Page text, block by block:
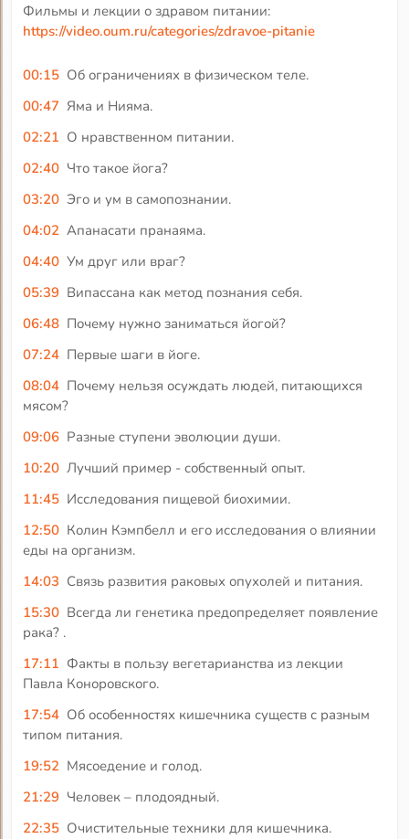
Фильмы и лекции о здравом питании:
https://video.oum.ru/categories/zdravoe-pitanie
00:15 Об ограничениях в физическом теле.
00:47 Яма и Нияма.
02:21 О нравственном питании.
02:40 Что такое йога?
03:20 Эго и ум в самопознании.
04:02 Апанасати пранаяма.
04:40 Ум друг или враг?
05:39 Випассана как метод познания себя.
06:48 Почему нужно заниматься йогой?
07:24 Первые шаги в йоге.
08:04 Почему нельзя осуждать людей, питающихся
мясом?
09:06 Разные ступени эволюции души.
10:20 Лучший пример - собственный опыт.
11:45 Исследования пищевой биохимии.
12:50 Колин Кэмпбелл и его исследования о влиянии
еды на организм.
14:03 Связь развития раковых опухолей и питания.
15:30 Всегда ли генетика предопределяет появление
рака? .
17:11 Факты в пользу вегетарианства из лекции
Павла Коноровского.
17:54 Об особенностях кишечника существ с разным
типом питания.
19:52 Мясоедение и голод.
21:29 Человек – плодоядный.
22:35 Очистительные техники для кишечника.